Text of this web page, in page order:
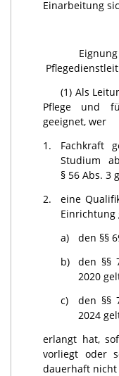
Einarbeitung
(1) Als
Pflege und
geeignet, wer
1.
Fachkraft
Studium
§ 56 Abs. 3
2.
eine
Einrichtung
a)
den §§
b)
den §§
2020
c)
den §§
2024
erlangt hat,
vorliegt oder
dauerhaft nicht